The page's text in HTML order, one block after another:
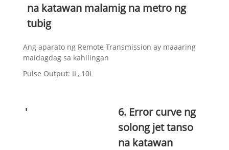
na katawan malamig na metro ng
tubig
Ang aparato ng Remote Transmission ay maaaring
maidagdag sa kahilingan
Pulse Output: IL, 10L
'
6. Error curve ng
solong jet tanso
na katawan